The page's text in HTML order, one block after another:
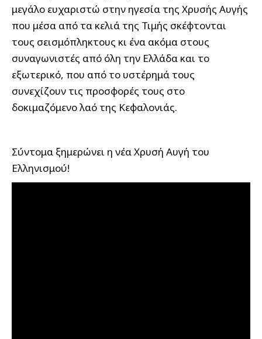
μεγάλο ευχαριστώ στην ηγεσία της Χρυσής Αυγής
που μέσα από τα κελιά της Τιμής σκέφτονται
τους σεισμόπληκτους κι ένα ακόμα στους
συναγωνιστές από όλη την Ελλάδα και το
εξωτερικό, που από το υστέρημά τους
συνεχίζουν τις προσφορές τους στο
δοκιμαζόμενο λαό της Κεφαλονιάς.
Σύντομα ξημερώνει η νέα Χρυσή Αυγή του
Ελληνισμού!